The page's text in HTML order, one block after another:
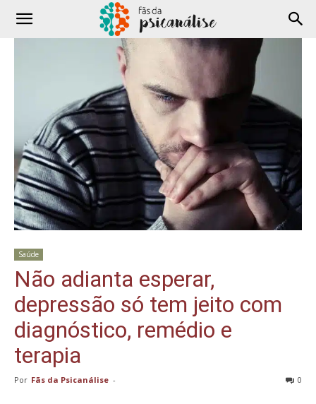
Saúde
Não adianta esperar,
depressão só tem jeito com
diagnóstico, remédio e
terapia
Por Fãs da Psicanálise - 0